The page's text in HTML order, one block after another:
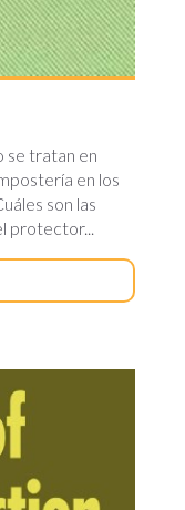
se tratan en
en los
son las
protector...